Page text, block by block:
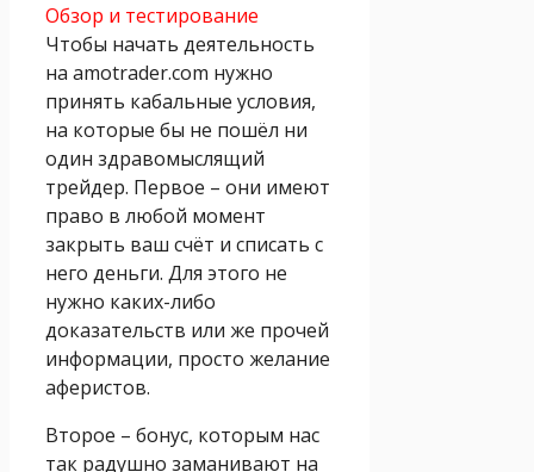
Обзор и тестирование
Чтобы начать деятельность
на amotrader.com нужно
принять кабальные условия,
на которые бы не пошёл ни
один здравомыслящий
трейдер. Первое – они имеют
право в любой момент
закрыть ваш счёт и списать с
него деньги. Для этого не
нужно каких-либо
доказательств или же прочей
информации, просто желание
аферистов.
Второе – бонус, которым нас
так радушно заманивают на